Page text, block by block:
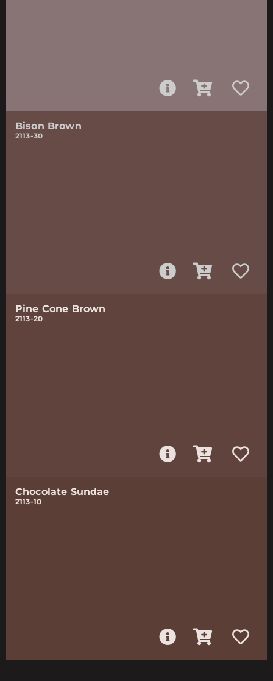
Bison Brown
2113-30
Pine Cone Brown
2113-20
Chocolate Sundae
2113-10